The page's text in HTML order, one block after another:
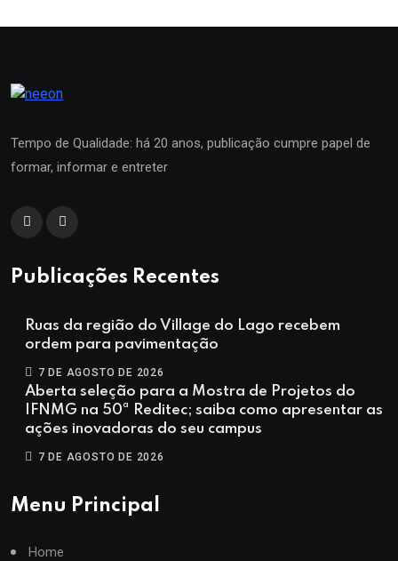
Tempo de Qualidade: há 20 anos, publicação cumpre papel de
formar, informar e entreter
Publicações Recentes
Ruas da região do Village do Lago recebem
ordem para pavimentação
7 DE AGOSTO DE 2026
Aberta seleção para a Mostra de Projetos do
IFNMG na 50ª Reditec; saiba como apresentar as
ações inovadoras do seu campus
7 DE AGOSTO DE 2026
Menu Principal
Home